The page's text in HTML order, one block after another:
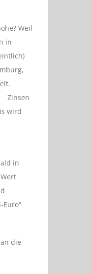
Weil
in
Zinsen
wird
in
die